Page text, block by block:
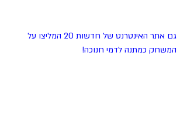
גם אתר האינטרנט של חדשות 20 המליצו על
המשחק כמתנה לדמי חנוכה!